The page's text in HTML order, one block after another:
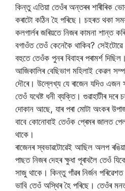
কিন্তু এতিয়া তেওঁৰ অন্তৰৰ শাৰীৰিক
কৰাটো কঠিন হৈ পৰিছে। চহৰত থকা
কলগাৰ্লৰ জৰিয়তে নিজৰ কামনা শান্ত
বগাওঁত তেওঁ কেনেকৈ থাকিব?
বহুতে তেওঁক পুনৰ বিবাহৰ পৰামৰ্শ
আজিকালিৰ বেছিভাগ মহিলাই কেৱল
দৌৰে। উল্লেখ্য যে ৰাজেন যদিও এজন
তেওঁ যথেষ্ট ধনী ব্যক্তি। গুৱাহাটীৰ
দোকান আছে, যাৰ পৰা মোটা অংকৰ
বাবে কোনোবাই তেওঁক প্ৰেমৰ জালত
থাকে।
ৰাজেনৰ স্বভাৱটোৱেই আছিল অলপ
পাছত নিজৰ দেহৰ ক্ষুধা পূৰাবলৈ তেওঁ
সাজু থাকে। কিন্তু গাঁৱৰ নিৰ্জন
ভাবি তেওঁ অস্থিৰ হৈ পৰিছে। তেওঁৰ মনত